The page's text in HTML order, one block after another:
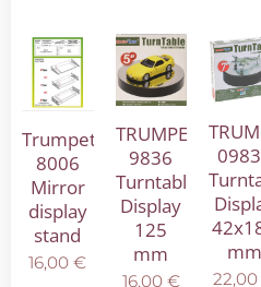
Trumpeter
8006
Mirror
display
stand
16,00 €
TRUMPETER
9836
Turntable
Display
125
mm
16,00€
mm
22,00